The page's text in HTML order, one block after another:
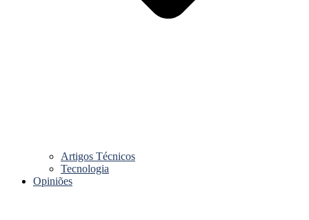
Artigos Técnicos
Tecnologia
Opiniões